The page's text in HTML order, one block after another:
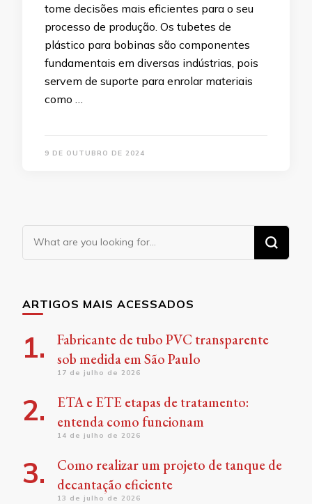
tome decisões mais eficientes para o seu
processo de produção. Os tubetes de
plástico para bobinas são componentes
fundamentais em diversas indústrias, pois
servem de suporte para enrolar materiais
como …
9 DE OUTUBRO DE 2024
Looking
ARTIGOS MAIS ACESSADOS
Fabricante de tubo PVC transparente
sob medida em São Paulo
17 de julho de 2026
ETA e ETE etapas de tratamento:
entenda como funcionam
14 de julho de 2026
Como realizar um projeto de tanque de
decantação eficiente
13 de julho de 2026